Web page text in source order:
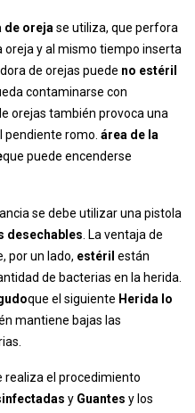
de oreja se utiliza, que perfora
oreja y al mismo tiempo inserta
de orejas puede no estéril
contaminarse con
orejas también provoca una
romo. área de la
que puede encenderse
se debe utilizar una pistola
desechables . La ventaja de
por un lado, estéril están
de bacterias en la herida.
que el siguiente Herida lo
mantiene bajas las
realiza el procedimiento
y Guantes y los